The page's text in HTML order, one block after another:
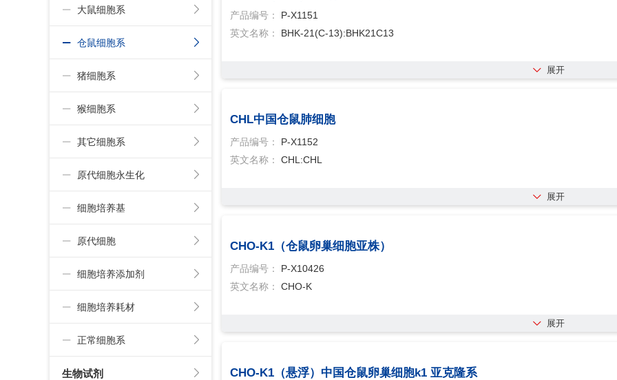
大鼠细胞系
仓鼠细胞系
猪细胞系
猴细胞系
其它细胞系
原代细胞永生化
细胞培养基
原代细胞
细胞培养添加剂
细胞培养耗材
正常细胞系
生物试剂
产品编号：
P-X1151
英文名称：
BHK-21(C-13):BHK21C13
展开
CHL中国仓鼠肺细胞
产品编号：
P-X1152
英文名称：
CHL:CHL
展开
CHO-K1（仓鼠卵巢细胞亚株）
产品编号：
P-X10426
英文名称：
CHO-K
展开
CHO-K1（悬浮）中国仓鼠卵巢细胞k1 亚克隆系